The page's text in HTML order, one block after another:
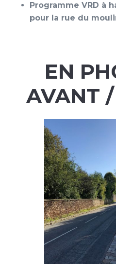
Programme VRD à
pour la rue du
EN
AVANT